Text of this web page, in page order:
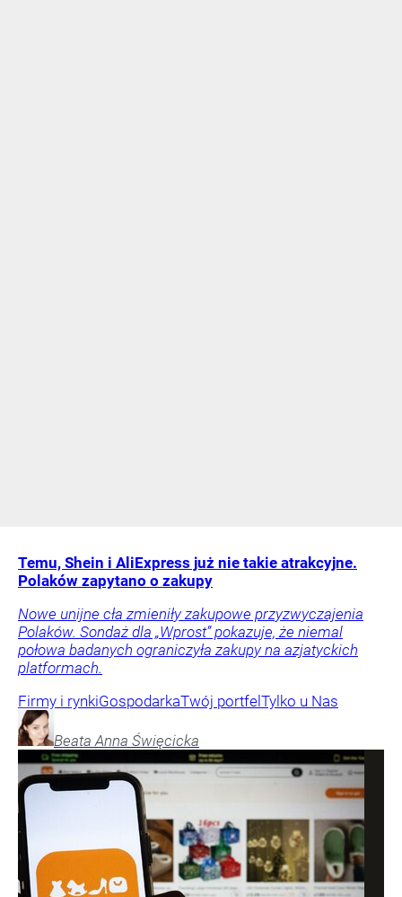
Temu, Shein i AliExpress już nie takie atrakcyjne.
Polaków zapytano o zakupy
Nowe unijne cła zmieniły zakupowe przyzwyczajenia
Polaków. Sondaż dla „Wprost” pokazuje, że niemal
połowa badanych ograniczyła zakupy na azjatyckich
platformach.
Firmy i rynkiGospodarkaTwój portfel Tylko u Nas
Beata Anna Święcicka